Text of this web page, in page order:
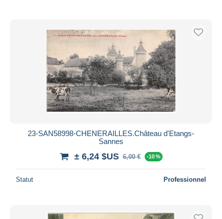
23-SAN58998-CHENERAILLES.Château d'Etangs-
Sannes
± 6,24 $US 6,00 € -10 %
Statut Professionnel